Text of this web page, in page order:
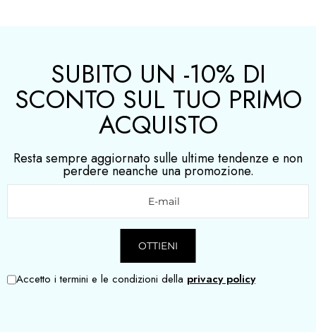
SUBITO UN -10% DI
SCONTO SUL TUO PRIMO
ACQUISTO
Resta sempre aggiornato sulle ultime tendenze e non
perdere neanche una promozione.
Accetto i termini e le condizioni della privacy policy